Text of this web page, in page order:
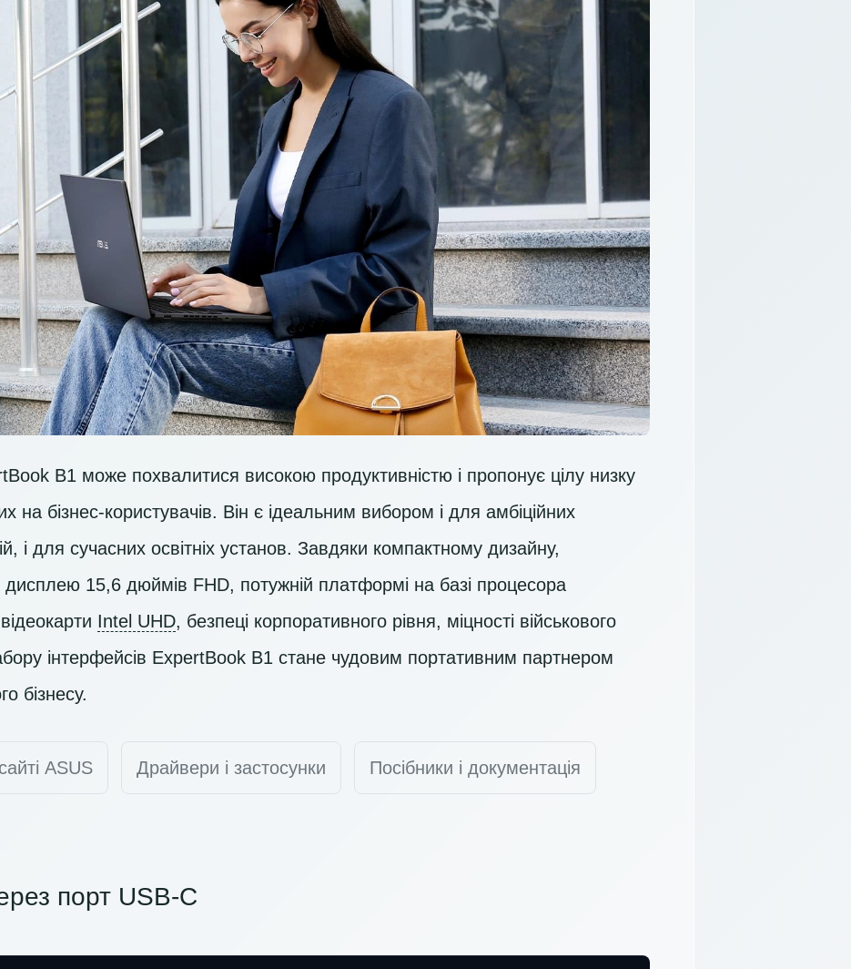
B1 може похвалитися високою продуктивністю і пропонує цілу низку
на бізнес-користувачів. Він є ідеальним вибором і для амбіційних
і для сучасних освітніх установ. Завдяки компактному дизайну,
дисплею 15,6 дюймів FHD, потужній платформі на базі процесора
відеокарти Intel UHD, безпеці корпоративного рівня, міцності військового
інтерфейсів ExpertBook B1 стане чудовим портативним партнером
бізнесу.
ASUS Драйвери і застосунки Посібники і документація
порт USB-C